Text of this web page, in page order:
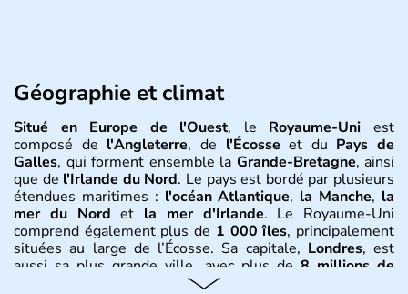
Géographie et climat
Situé en Europe de l'Ouest, le Royaume-Uni est
composé de l'Angleterre, de l'Écosse et du Pays de
Galles, qui forment ensemble la Grande-Bretagne, ainsi
que de l'Irlande du Nord. Le pays est bordé par plusieurs
étendues maritimes : l'océan Atlantique, la Manche, la
mer du Nord et la mer d'Irlande. Le Royaume-Uni
comprend également plus de 1 000 îles, principalement
situées au large de l’Écosse. Sa capitale, Londres, est
aussi sa plus grande ville, avec plus de 8 millions de
population totale du Royaume-Uni